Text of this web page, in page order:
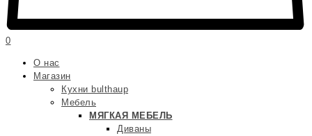
0
О нас
Магазин
Кухни bulthaup
Мебель
МЯГКАЯ МЕБЕЛЬ
Диваны